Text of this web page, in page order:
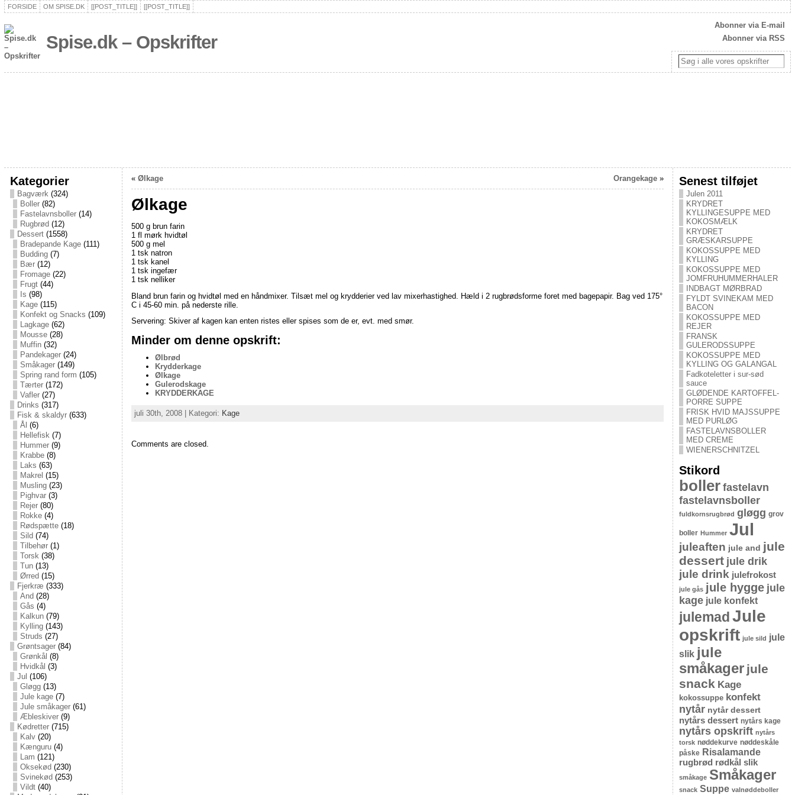
FORSIDE OM SPISE.DK [[POST_TITLE]] [[POST_TITLE]]
Spise.dk – Opskrifter
Abonner via E-mail
Abonner via RSS
Kategorier
Bagværk(324)
Boller(82)
Fastelavnsboller(14)
Rugbrød (12)
Dessert(1558)
Bradepande Kage(111)
Budding(7)
Bær(12)
Fromage(22)
Frugt(44)
Is (98)
Kage(115)
Konfekt og Snacks (109)
Lagkage(62)
Mousse(28)
Muffin(32)
Pandekager(24)
Småkager(149)
Spring rand form (105)
Tærter(172)
Vafler(27)
Drinks (317)
Fisk & skaldyr(633)
Ål (6)
Hellefisk(7)
Hummer(9)
Krabbe(8)
Laks (63)
Makrel (15)
Musling(23)
Pighvar(3)
Rejer(80)
Rokke(4)
Rødspætte(18)
Sild (74)
Tilbehør(1)
Torsk(38)
Tun(13)
Ørred (15)
Fjerkræ (333)
And (28)
Gås (4)
Kalkun(79)
Kylling(143)
Struds (27)
Grøntsager(84)
Grønkål (8)
Hvidkål (3)
Jul (106)
Gløgg(13)
Jule kage(7)
Jule småkager(61)
Æbleskiver(9)
Kødretter(715)
Kalv(20)
Kænguru(4)
Lam (121)
Oksekød (230)
Svinekød (253)
Vildt(40)
« Ølkage Orangekage»
Ølkage
500 g brun farin
1 fl mørk hvidtøl
500 g mel
1 tsk natron
1 tsk kanel
1 tsk ingefær
1 tsk nelliker
Bland brun farin og hvidtøl med en håndmixer. Tilsæt mel og krydderier ved lav mixerhastighed. Hæld i 2 rugbrødsforme foret med bagepapir. Bag ved 175°
C i 45-60 min. på nederste rille.
Servering: Skiver af kagen kan enten ristes eller spises som de er, evt. med smør.
Minder om denne opskrift:
Ølbrød
Krydderkage
Ølkage
Gulerodskage
KRYDDERKAGE
juli 30th, 2008 | Kategori: Kage
Comments are closed.
Senest tilføjet
Julen 2011
KRYDRET
KYLLINGESUPPE MED
KOKOSMÆLK
KRYDRET
GRÆSKARSUPPE
KOKOSSUPPE MED
KYLLING
KOKOSSUPPE MED
JOMFRUHUMMERHALER
INDBAGT MØRBRAD
FYLDT SVINEKAM MED
BACON
KOKOSSUPPE MED
REJER
FRANSK
GULERODSSUPPE
KOKOSSUPPE MED
KYLLING OG GALANGAL
Fadkoteletter i sur-sød
sauce
GLØDENDE KARTOFFEL-
PORRE SUPPE
FRISK HVID MAJSSUPPE
MED PURLØG
FASTELAVNSBOLLER
MED CREME
WIENERSCHNITZEL
Stikord
boller fastelavn
fastelavnsboller
fuldkornsrugbrød gløgg grov
boller Hummer Jul
juleaften jule and jule
dessert jule drik
jule drink julefrokost
jule gås jule hygge jule
kage jule konfekt
julemad Jule
opskrift jule sild jule
slik jule
småkager jule
snack Kage
kokossuppe konfekt
nytår nytår dessert
nytårs dessert nytårs kage
nytårs opskrift nytårs
torsk nøddekurve nøddeskåle
påske Risalamande
rugbrød rødkål slik
småkage Småkager
snack Suppe valnøddeboller